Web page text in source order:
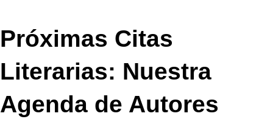
Próximas Citas
Literarias: Nuestra
Agenda de Autores